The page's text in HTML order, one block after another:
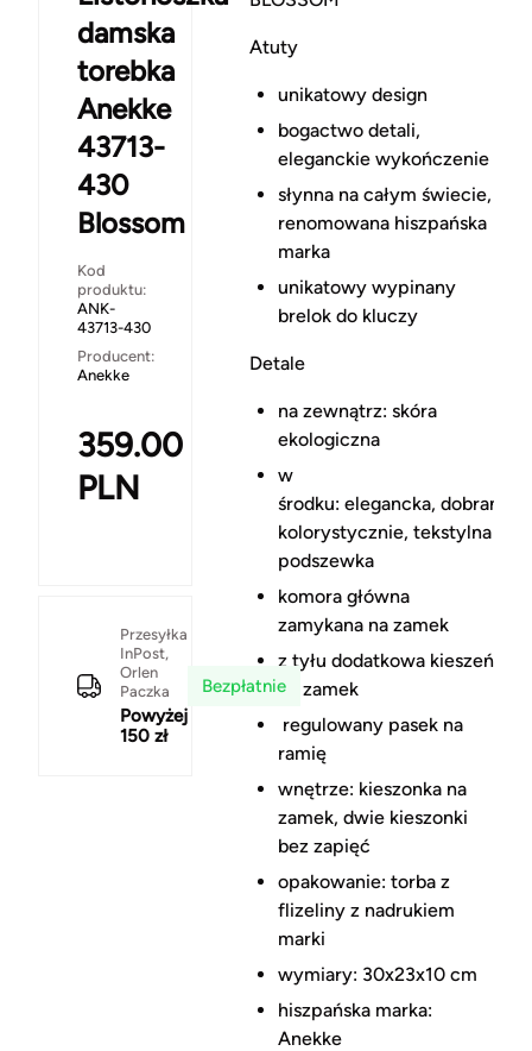
damska
torebka
Anekke
43713-
430
Blossom
Kod
produktu:
ANK-
43713-430
Producent:
Anekke
359.00
PLN
Przesyłka
InPost,
Orlen
Paczka
Powyżej
150 zł
Bezpłatnie
Atuty
unikatowy design
bogactwo detali,
eleganckie wykończenie
słynna na całym świecie,
renomowana hiszpańska
marka
unikatowy wypinany
brelok do kluczy
Detale
na zewnątrz: skóra
ekologiczna
w
środku: elegancka, dobrana
kolorystycznie, tekstylna
podszewka
komora główna
zamykana na zamek
z tyłu dodatkowa kieszeń
na zamek
regulowany pasek na
ramię
wnętrze: kieszonka na
zamek, dwie kieszonki
bez zapięć
opakowanie: torba z
flizeliny z nadrukiem
marki
wymiary: 30x23x10 cm
hiszpańska marka:
Anekke